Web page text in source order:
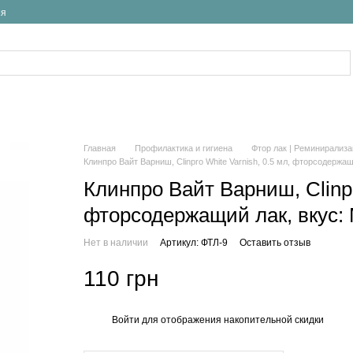
Главная Профилактика и гигиена
Фтор лак |
Клинпро Вайт Варниш, Clinpro White Varnish, 0.5 мл,
Клинпро Вайт Варниш,
фторсодержащий лак,
Нет в наличии Артикул: ФТЛ-9 Оставить отзыв
110 грн
Войти для отображения накопительной скидки